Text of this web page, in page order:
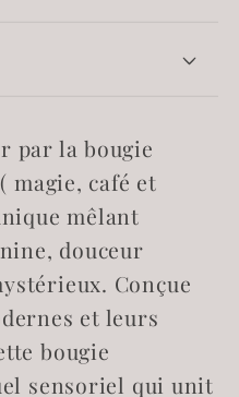
par la bougie
magie, café et
mêlant
douceur
Conçue
et leurs
bougie
sensoriel qui unit